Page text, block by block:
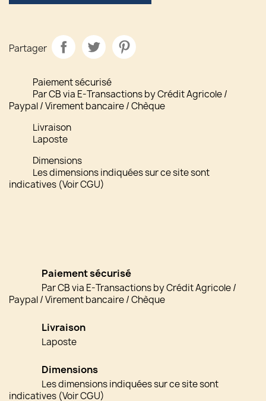
Partager
Paiement sécurisé
Par CB via E-Transactions by Crédit Agricole /
Paypal / Virement bancaire / Chèque
Livraison
Laposte
Dimensions
Les dimensions indiquées sur ce site sont
indicatives (Voir CGU)
Paiement sécurisé
Par CB via E-Transactions by Crédit Agricole /
Paypal / Virement bancaire / Chèque
Livraison
Laposte
Dimensions
Les dimensions indiquées sur ce site sont
indicatives (Voir CGU)